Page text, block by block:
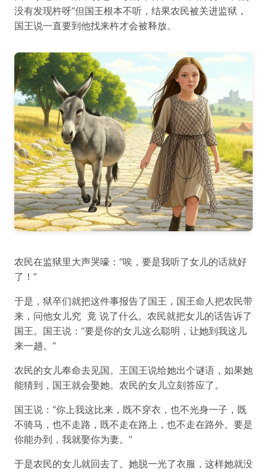
没有发现杵呀”但国王根本不听，结果农民被关进监狱，
国王说一直要到他找来杵才会被释放。
农民在监狱里大声哭嚎：“唉，要是我听了女儿的话就好
了！”
于是，狱卒们就把这件事报告了国王，国王命人把农民带
来，问他女儿究 竟 说了什么。农民就把女儿的话告诉了
国王。国王说：“要是你的女儿这么聪明，让她到我这儿
来一趟。”
农民的女儿奉命去见国。王国王说给她出个谜语，如果她
能猜到，国王就会娶她。农民的女儿立刻答应了。
国王说：“你上我这比来，既不穿衣，也不光身一子，既
不骑马，也不走路，既不走在路上，也不走在路外。要是
你能办到，我就娶你为妻。”
于是农民的女儿就回去了。她脱一光了衣服，这样她就没